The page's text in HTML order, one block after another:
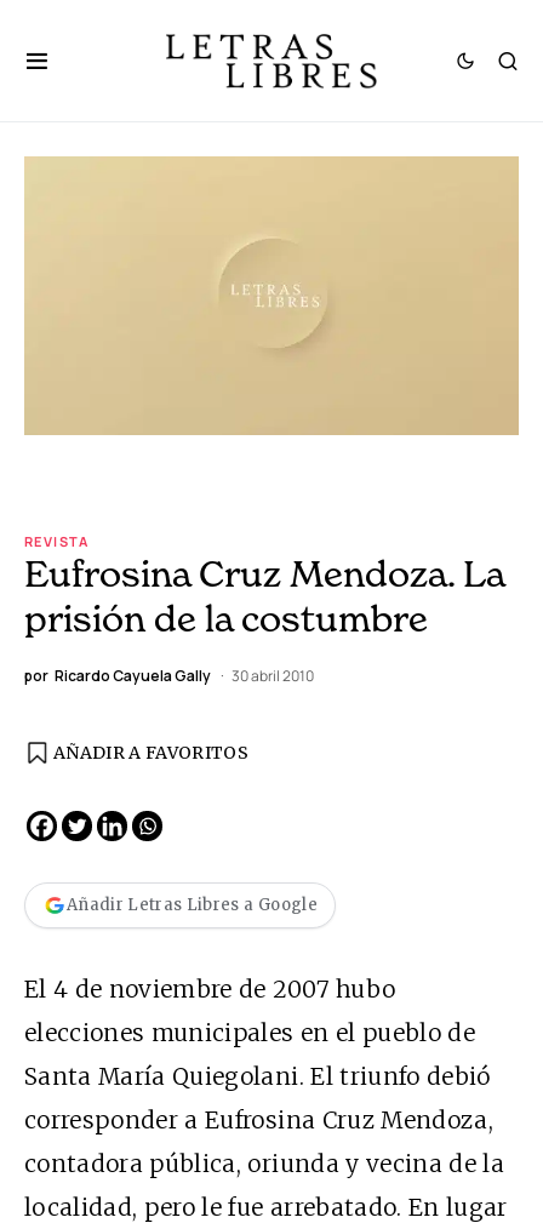
REVISTA
Eufrosina Cruz Mendoza. La
prisión de la costumbre
por Ricardo Cayuela Gally 30 abril 2010
AÑADIR A FAVORITOS
Añadir Letras Libres a Google
El 4 de noviembre de 2007 hubo
elecciones municipales en el pueblo de
Santa María Quiegolani. El triunfo debió
corresponder a Eufrosina Cruz Mendoza,
contadora pública, oriunda y vecina de la
localidad, pero le fue arrebatado. En lugar